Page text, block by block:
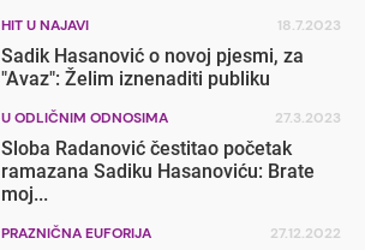
HIT U NAJAVI 18.7.2023
Sadik Hasanović o novoj pjesmi, za
"Avaz": Želim iznenaditi publiku
U ODLIČNIM ODNOSIMA 27.3.2023
Sloba Radanović čestitao početak
ramazana Sadiku Hasanoviću: Brate
moj...
PRAZNIČNA EUFORIJA 27.12.2022